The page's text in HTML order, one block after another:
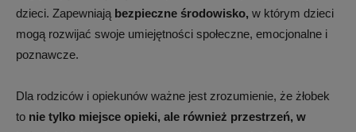
dzieci. Zapewniają bezpieczne środowisko, w którym dzieci
mogą rozwijać swoje umiejętności społeczne, emocjonalne i
poznawcze.
Dla rodziców i opiekunów ważne jest zrozumienie, że żłobek
to nie tylko miejsce opieki, ale również przestrzeń, w